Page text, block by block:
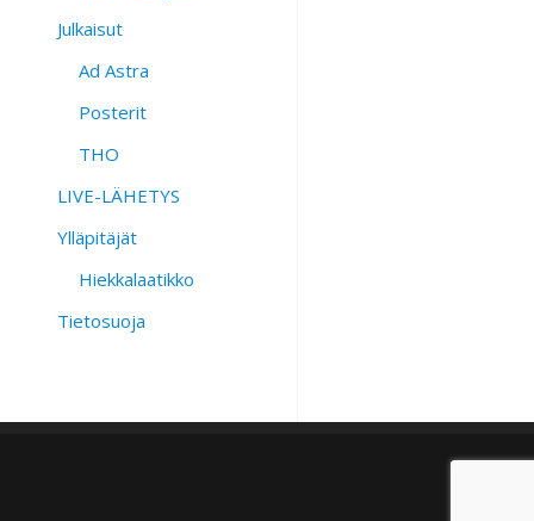
Julkaisut
Ad Astra
Posterit
THO
LIVE-LÄHETYS
Ylläpitäjät
Hiekkalaatikko
Tietosuoja